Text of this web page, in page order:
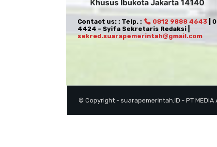
Khusus Ibukota Jakarta 14140
Contact us: : Telp. : 0812 9888 4643 |
4424 - Syifa Sekretaris Redaksi |
sekred.suarapemerintah@gmail.com
© Copyright - suarapemerintah.ID - PT MEDIA